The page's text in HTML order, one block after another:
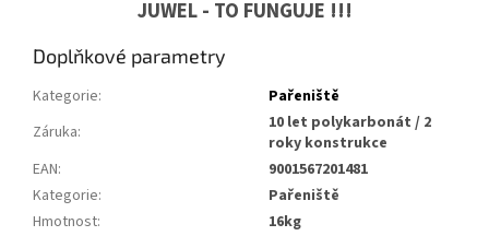
JUWEL - TO FUNGUJE !!!
Doplňkové parametry
Kategorie:
Pařeniště
Záruka:
10 let polykarbonát / 2
roky konstrukce
EAN:
9001567201481
Kategorie:
pařeniště
Hmotnost:
16kg